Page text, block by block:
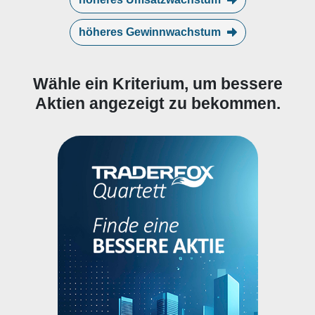
höheres Gewinnwachstum
Wähle ein Kriterium, um bessere
Aktien angezeigt zu bekommen.